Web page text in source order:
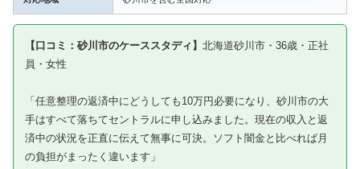
【口コミ：砂川市のケーススタディ】 北海道砂川市・36歳・正社
員・女性
「任意整理の返済中にどうしても10万円必要になり、砂川市の大
手はすべて落ちてセントラルに申し込みました。現在の収入と返
済中の状況を正直に伝えて無事に可決。ソフト闇金と比べれば月
の負担がまったく違います」